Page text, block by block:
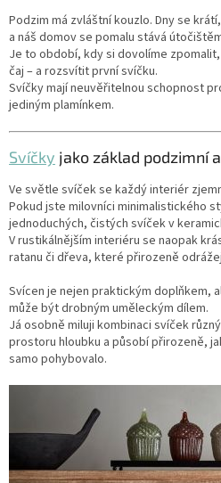
Podzim má zvláštní kouzlo. Dny se
a náš domov se pomalu stává
Je to období, kdy si dovolíme
čaj – a rozsvítit první svíčku.
Svíčky mají neuvěřitelnou schopnost
jediným plamínkem.
Svíčky jako základ podzimní
Ve světle svíček se každý interiér
Pokud jste milovníci minimalistického
jednoduchých, čistých svíček v
V rustikálnějším interiéru se naopak
ratanu či dřeva, které přirozeně
Svícen je nejen praktickým doplňkem,
může být drobným uměleckým dílem.
Já osobně miluji kombinaci svíček
prostoru hloubku a působí přirozeně,
samo pohybovalo.